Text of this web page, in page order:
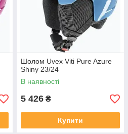
Шолом Uvex Viti Pure Azure
Shiny 23/24
В наявності
5 426 ₴
Купити